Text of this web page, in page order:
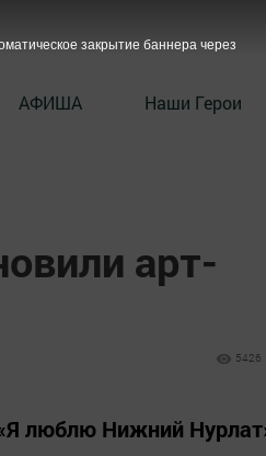
АФИША Наши Герои
арт-
5426
люблю Нижний
закрытие баннера через